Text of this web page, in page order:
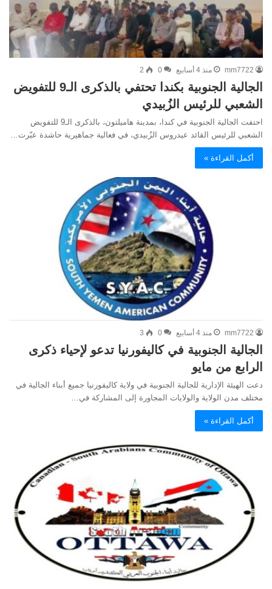
mm7722 منذ 4 أسابيع 0
2
الجالية الجنوبية بكندا تحتفي بالذكرى الـ9 للتفويض
الشعبي للرئيس الزُبيدي
احتفت الجالية الجنوبية في كندا، بمدينة هاميلتون، بالذكرى الـ9 للتفويض
الشعبي للرئيس القائد عيدروس الزُبيدي، في فعالية جماهيرية حاشدة عبّرت…
أكمل القراءة »
mm7722 منذ 4 أسابيع 0
3
الجالية الجنوبية في كاليفورنيا تدعو لإحياء ذكرى
الرابع من مايو
دعت الهيئة الإدارية للجالية الجنوبية في ولاية كاليفورنيا جميع أبناء الجالية في
مختلف مدن الولاية والولايات المجاورة إلى المشاركة في…
أكمل القراءة »